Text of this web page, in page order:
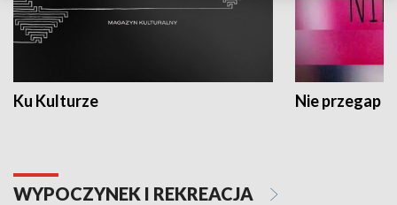
Ku Kulturze Nie przegap
WYPOCZYNEK I REKREACJA